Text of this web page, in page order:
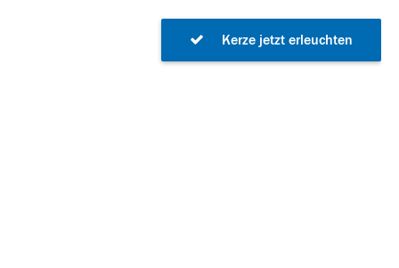
Kerze jetzt erleuchten